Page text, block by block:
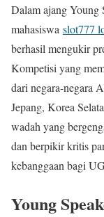
Dalam ajang
mahasiswa slot777
berhasil mengukir
Kompetisi yang
dari negara-negara
Jepang, Korea
wadah yang
dan berpikir kritis
kebanggaan bagi
Young